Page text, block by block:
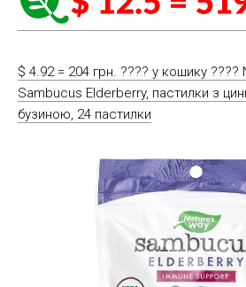
$ 4.92 = 204 грн. ????️ у кошику ????️
Sambucus Elderberry, пастилки з
бузиною, 24 пастилки